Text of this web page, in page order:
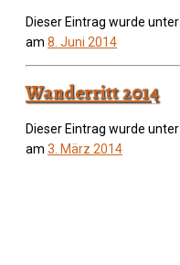
Dieser Eintrag wurde unter
am 8. Juni 2014
Wanderritt 2014
Dieser Eintrag wurde unter
am 3. März 2014